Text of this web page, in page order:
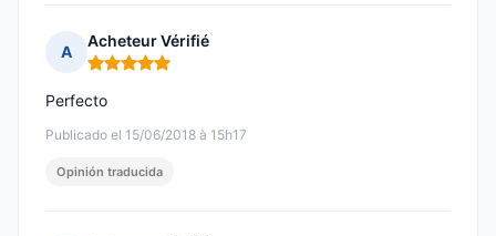
A
Acheteur Vérifié
Nota: 5 de 5
Publicado el 15/06/2018 à 15h17
Perfecto
Opinión traducida